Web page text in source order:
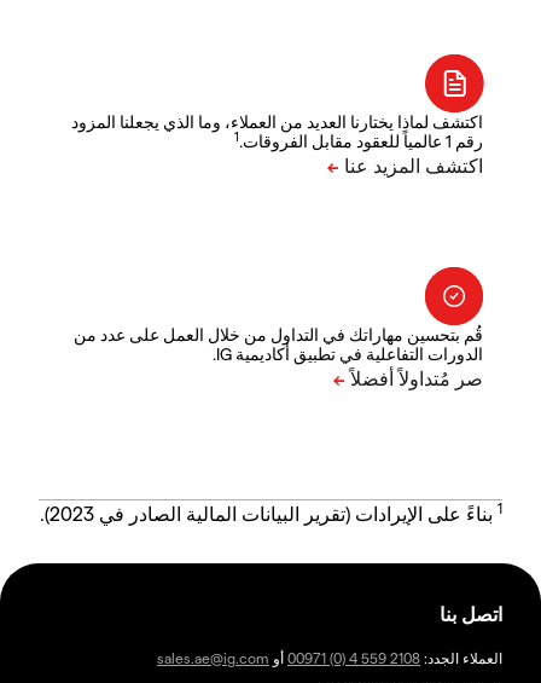
اكتشف لماذا يختارنا العديد من العملاء، وما الذي يجعلنا المزود
رقم 1 عالمياً للعقود مقابل الفروقات.
1
قُم بتحسين مهاراتك في التداول من خلال العمل على عدد من
الدورات التفاعلية في تطبيق أكاديمية IG.
1 بناءً على الإيرادات (تقرير البيانات المالية الصادر في 2023).
اتصل بنا
العملاء الجدد: 00971 (0) 4 559 2108 أو sales.ae@ig.com